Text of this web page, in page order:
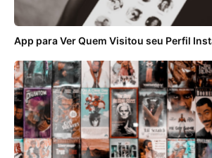
App para Ver Quem Visitou seu Perfil